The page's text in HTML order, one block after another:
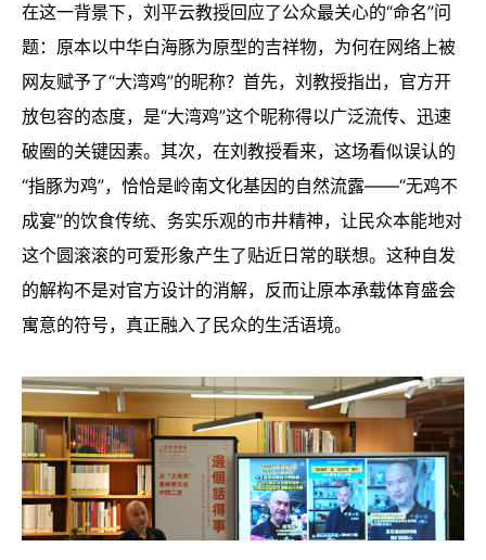
在这一背景下，刘平云教授回应了公众最关心的“命名”问
题：原本以中华白海豚为原型的吉祥物，为何在网络上被
网友赋予了“大湾鸡”的昵称？首先，刘教授指出，官方开
放包容的态度，是“大湾鸡”这个昵称得以广泛流传、迅速
破圈的关键因素。其次，在刘教授看来，这场看似误认的
“指豚为鸡”，恰恰是岭南文化基因的自然流露——“无鸡不
成宴”的饮食传统、务实乐观的市井精神，让民众本能地对
这个圆滚滚的可爱形象产生了贴近日常的联想。这种自发
的解构不是对官方设计的消解，反而让原本承载体育盛会
寓意的符号，真正融入了民众的生活语境。